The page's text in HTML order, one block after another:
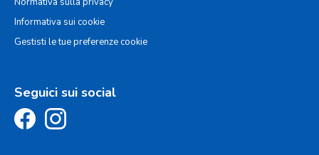
Informativa sui cookie
Gestisti le tue preferenze cookie
Seguici sui social